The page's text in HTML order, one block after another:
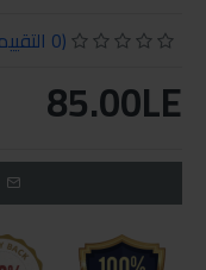
(0 التقييمات)
85.00LE